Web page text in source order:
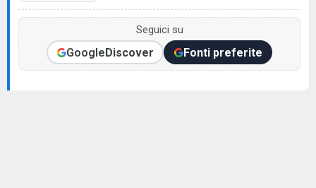
Seguici su
GoogleDiscover Fonti preferite